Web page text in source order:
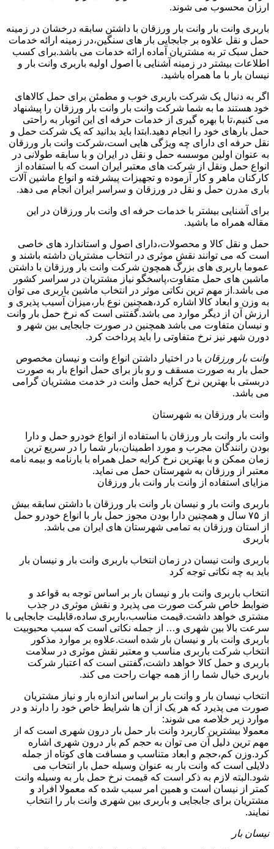
ارزان محسوب می شوند.
باربری وانت بار وانت بار ورزقان با داشتن سابقه درخشان در زمینه
حمل و نقل علاوه بر جابجایی بار های سنگین،در زمینه ارائه خدمات
حمل سبک تر به مشتریان آماده ارائه خدمات می باشد.برای کسب
اطلاعات بیشتر در زمینه آشنایی با اصول اولیه باربری وانت بار و
نیسان بار با ما همراه باشید.
اگر به دنبال یک شرکت باربری خوب و مطمئن برای حمل کالاهای
خود هستند ما به شما شرکت وانت بار وانت بار ورزقان را پیشنهاد
می کنیم،تا با بهره گیری از خدمات حرفه ای این اتوبار به راحتی
حمل بارهای خود را انجام دهید.ابتدا باید بدانید که یک شرکت حمل و
نقل حرفه ای دارای چه ویژگی هایی است،شرکت وانت بار ورزقان
به عنوان اولین موسسه حمل و نقل در ایران و با سابقه طولانی در
انواع حمل ونقل از شرکت های معتبر ایران است که با استفاده از
کارکنان ماهر و کار آزموده و تجهیزات پیشرفته و انواع ماشین آلات
باری مدرن حمل و نقل در ورزقان و سراسر ایران انجام می دهد.
برای آشنایی بیشتر با خدمات حرفه ای وانت بار ورزقان در این
مقاله همراه ما باشید.
حمل و نقل کالا و محصولات،دارای اصول و استاندارد های خاصی
است که می توانند نقش موثری در انتخاب مشتریان داشته باشند و
عموما باربری های بزرگ همچون شرکت وانت بار ورزقان با داشتن
ماشین های حمل متفاوت،پاسخگو نیاز مشتریان در سراسر کشور
می باشد.از مهم ترین نکاتی موثر در انتخاب ماشین باربری می توان
به وزن و ابعاد کالا اشاره کرد،همچنین نوع بار،میزان آسیب پذیری و
ارزش آن از دیگر موارد می باشد.گفتنی است که نرخ حمل بار وانت
و نیسان متفاوت می باشد همچنین در صورت جابجایی بین شهر و
دورن شهر نیز نرخ متفاوتی را باید پرداخت کرد.
وانت بار ورزقان با در اختیار داشتن انواع وانت و نیسان مخصوص
حمل بار به صورت مسقف و رو باز برای حمل انواع بار به صورت
دربستی با بهترین نرخ کرایه حمل وانت در خدمت مشتریان گرامی
می باشد.
وانت بار ورزقان به شهرستان
وانت بار وانت بار ورزقان با استفاده از انواع خودرو حمل و دارا
بودن رانندگان مجرب و مورد اطمینان،بار شما را در سریع ترین
زمان ممکن و با بهترین نرخ کرایه حمل همراه با بارنامه و بیمه نامه
معتبر از ورزقان به شهرستان حمل می نماید.
مزایای استفاده از وانت بار وانت بار ورزقان
باربری وانت بار و نیسان بار وانت بار ورزقان با داشتن سابقه بیش
از ۷۵ سال و همچنین دارا بودن مجوز حمل بار با انواع خودرو حمل
از استان ورزقان به تمامی شهرستان های ایران می باشد.
باربری
باربری وانت نیسان در زمان انتخاب باربری وانت بار و نیسان بار
باید به چه نکاتی توجه کرد
انتخاب باربری وانت بار و نیسان بار بر اساس توجه به قواعد و
ضوابط خاص شرکت صورت می پذیرد و نقش موثری در جذب
مشتری خواهد داشت.قیمت مناسب،باربری ساده،قابلیت جابجایی با
سرعت بالا بین شهری و… از جمله نکاتی است که سبب محبوبیت
باربری وانت بار و نیسان بار شده است.علاوه بر موارد مذکور
انتخاب شرکت باربری مناسب و معتبر نقش موثری در سلامت
باربری و حمل کالا خواهد داشت،گفتنی است که اعتبار شرکت
باربری خیال شما را از همه جهات راحت می کند.
انتخاب نیسان بار و وانت بار بر اساس اندازه بار و نیاز مشتریان
صورت می پذیرد که هر یک از آن ها شرایط خاص خود را دارند و در
موارد زیر خلاصه می شوند:
معمولا بیشترین کاربرد وانت بار حمل بار درون شهری است که از
مهم ترین دلیل آن می توان به حجم کم بار درون شهری اشاره
کرد.وزن کم،حجم و ابعاد متناسب و مسافت های کوتاه از جمله
دلایلی است که وانت بار به عنوان وسیله حمل بار انتخاب می
شود.البته لازم به ذکر است که قیمت نرخ حمل بار به وسیله وانت
کمتر از نیسان است و همین امر سبب شده که معمولا افراد و
مشتریان برای جابجایی و باربری بین شهری وانت بار را انتخاب
نمایند.
نیسان بار